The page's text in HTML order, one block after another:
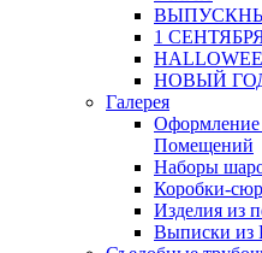
1
НОВЫЙ
Галерея
Оформление
Помещений
Наборы
Коробки-
Изделия из
Выписки из